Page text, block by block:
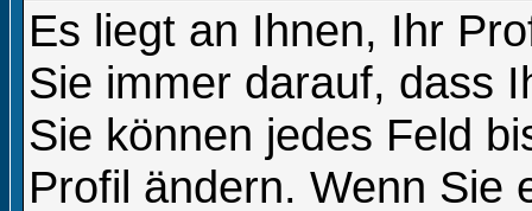
Es liegt an Ihnen, Ihr
Sie immer darauf, dass
Sie können jedes Feld
Profil ändern. Wenn Sie